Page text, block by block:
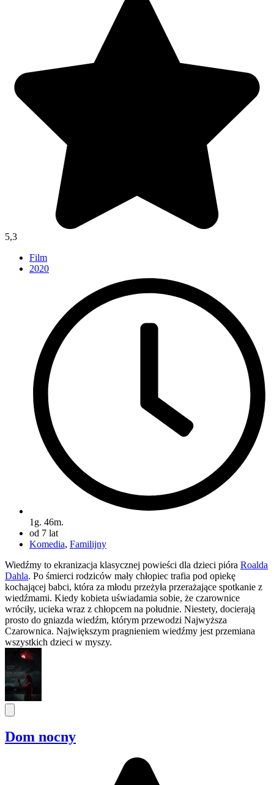
5,3
Film
2020
1g. 46m.
od 7 lat
Komedia, Familijny
Wiedźmy to ekranizacja klasycznej powieści dla dzieci pióra Roalda
Dahla. Po śmierci rodziców mały chłopiec trafia pod opiekę
kochającej babci, która za młodu przeżyła przerażające spotkanie z
wiedźmami. Kiedy kobieta uświadamia sobie, że czarownice
wróciły, ucieka wraz z chłopcem na południe. Niestety, docierają
prosto do gniazda wiedźm, którym przewodzi Najwyższa
Czarownica. Największym pragnieniem wiedźmy jest przemiana
wszystkich dzieci w myszy.
Dom nocny